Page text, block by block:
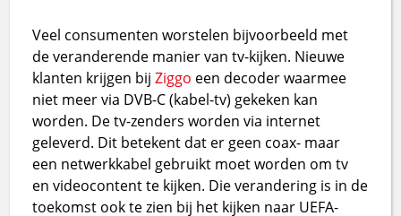
Veel consumenten worstelen bijvoorbeeld met
de veranderende manier van tv-kijken. Nieuwe
klanten krijgen bijZiggo een decoder waarmee
niet meer via DVB-C (kabel-tv) gekeken kan
worden. De tv-zenders worden via internet
geleverd. Dit betekent dat er geen coax- maar
een netwerkkabel gebruikt moet worden om tv
en videocontent te kijken. Die verandering is in de
toekomst ook te zien bij het kijken naar UEFA-